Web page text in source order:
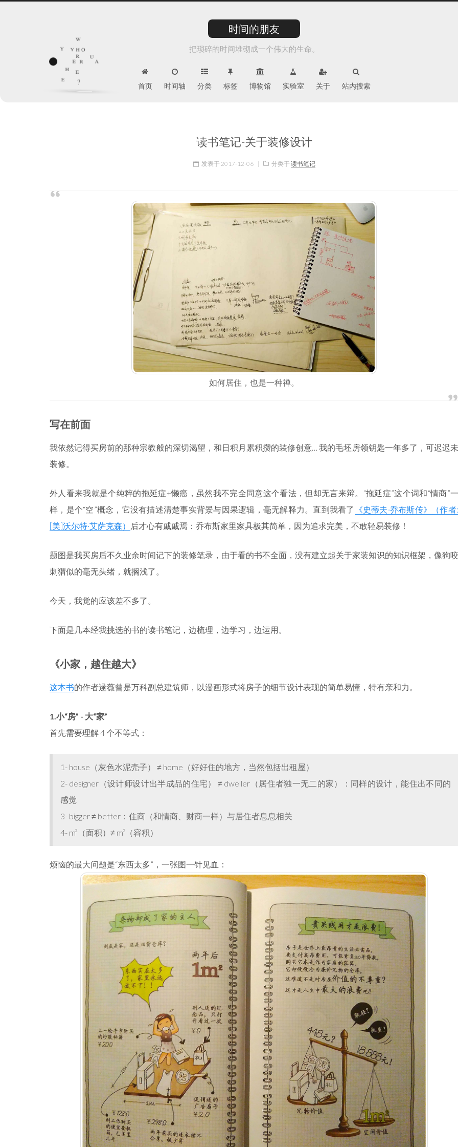
时间的朋友
把琐碎的时间堆砌成一个伟大的生命。
首页 时间轴 分类 标签 博物馆 实验室 关于 站内搜索
w
h
y
o
u
r
e
h
e
r
读书笔记-关于装修设计
发表于 2017-12-06 | 分类于读书笔记
如何居住，也是一种禅。
写在前面
我依然记得买房前的那种宗教般的深切渴望，和日积月累积攒的装修创意… 我的毛坯房领钥匙一年多了，可迟迟未
装修。
外人看来我就是个纯粹的拖延症+懒癌，虽然我不完全同意这个看法，但却无言来辩。“拖延症”这个词和“情商”一
样，是个“空”概念，它没有描述清楚事实背景与因果逻辑，毫无解释力。直到我看了
《史蒂夫·乔布斯传》（作者
[美]沃尔特·艾萨克森）
后才心有戚戚焉：乔布斯家里家具极其简单，因为追求完美，不敢轻易装修！
题图是我买房后不久业余时间记下的装修笔录，由于看的书不全面，没有建立起关于家装知识的知识框架，像狗咬
刺猬似的毫无头绪，就搁浅了。
今天，我觉的应该差不多了。
下面是几本经我挑选的书的读书笔记，边梳理，边学习，边运用。
《小家，越住越大》
这本书的作者逯薇曾是万科副总建筑师，以漫画形式将房子的细节设计表现的简单易懂，特有亲和力。
1.小“房” - 大“家”
首先需要理解 4 个不等式：
1- house（灰色水泥壳子） ≠ home（好好住的地方，当然包括出租屋）
2- designer（设计师设计出半成品的住宅） ≠ dweller（居住者独一无二的家）：同样的设计，能住出不同的
感觉
3- bigger ≠ better：住商（和情商、财商一样）与居住者息息相关
4- m²（面积）≠ m³（容积）
烦恼的最大问题是“东西太多”，一张图一针见血：